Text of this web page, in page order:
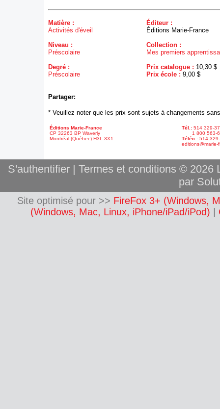
Matière :
Activités d'éveil
Niveau :
Préscolaire
Degré :
Préscolaire
Éditeur :
Éditions Marie-France
Collection :
Mes premiers
Prix catalogue : 10,30 $
Prix école : 9,00 $
Partager:
* Veuillez noter que les prix sont sujets à changements
Éditions Marie-France
CP 32263 BP Waverly
Montréal (Québec) H3L 3X1
Tél.: 514 329-
1 800 563-
Téléc.: 514
editions@marie-
S'authentifier| Termes et conditions © 2026
par
Site optimisé pour >> FireFox 3+ (Windows,
(Windows, Mac, Linux, iPhone/iPad/iPod)